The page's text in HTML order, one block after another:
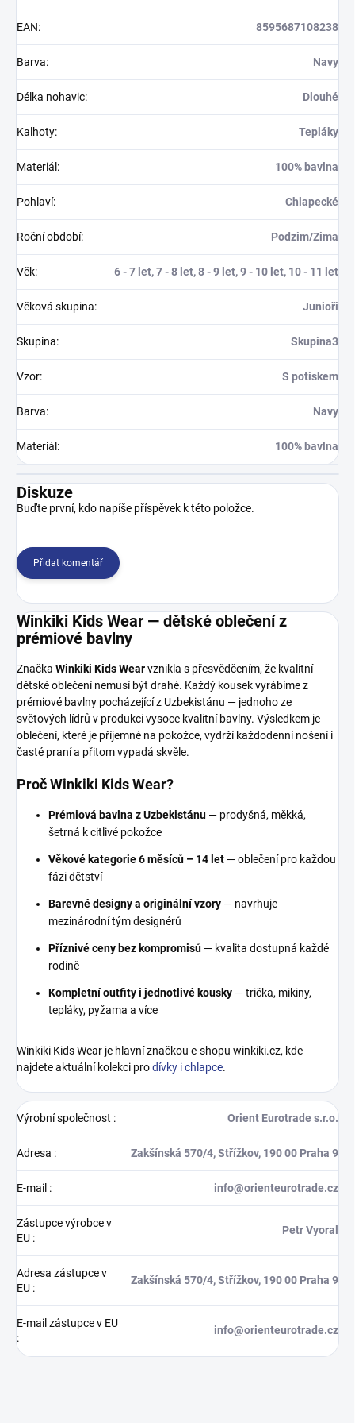
EAN: 8595687108238
Barva: Navy
Délka nohavic: Dlouhé
Kalhoty: Tepláky
Materiál : 100% bavlna
Pohlaví: Chlapecké
Roční období: Podzim/Zima
Věk: 6 - 7 let, 7 - 8 let, 8 - 9 let, 9 - 10 let, 10 - 11 let
Věková skupina: Junioři
Skupina: Skupina3
Vzor: S potiskem
Barva: Navy
Materiál : 100% bavlna
Diskuze
Buďte první, kdo napíše příspěvek k této položce.
Přidat komentář
Winkiki Kids Wear — dětské oblečení z
prémiové bavlny
Značka Winkiki Kids Wearvznikla s přesvědčením, že kvalitní
dětské oblečení nemusí být drahé. Každý kousek vyrábíme z
prémiové bavlny pocházející z Uzbekistánu — jednoho ze
světových lídrů v produkci vysoce kvalitní bavlny. Výsledkem je
oblečení, které je příjemné na pokožce, vydrží každodenní nošení i
časté praní a přitom vypadá skvěle.
Proč Winkiki Kids Wear?
Prémiová bavlna z Uzbekistánu — prodyšná, měkká,
šetrná k citlivé pokožce
Věkové kategorie 6 měsíců – 14 let — oblečení pro každou
fázi dětství
Barevné designy a originální vzory — navrhuje
mezinárodní tým designérů
Příznivé ceny bez kompromisů — kvalita dostupná každé
rodině
Kompletní outfity i jednotlivé kousky — trička, mikiny,
tepláky, pyžama a více
Winkiki Kids Wear je hlavní značkou e-shopu winkiki.cz, kde
najdete aktuální kolekci prodívky i chlapce.
Výrobní společnost : Orient Eurotrade s.r.o.
Adresa : Zakšínská 570/4, Střížkov, 190 00 Praha 9
E-mail : info@orienteurotrade.cz
Zástupce výrobce v
EU :
Petr Vyoral
Adresa zástupce v
EU :
Zakšínská 570/4, Střížkov, 190 00 Praha 9
E-mail zástupce v EU
:
info@orienteurotrade.cz